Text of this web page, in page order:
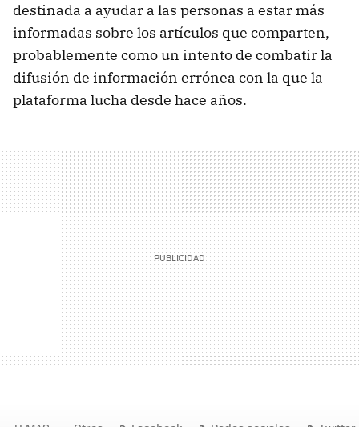
destinada a ayudar a las personas a estar más
informadas sobre los artículos que comparten,
probablemente como un intento de combatir la
difusión de información errónea con la que la
plataforma lucha desde hace años.